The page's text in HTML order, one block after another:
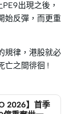
出現之後，
始反彈，而更重
規律，港股就必
亡之間徘徊 !
2026】首季